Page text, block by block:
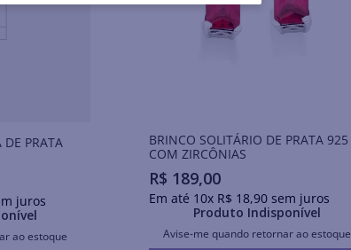
DE PRATA
juros
ao estoque
BRINCO SOLITÁRIO DE PRATA 925
COM ZIRCÔNIAS
R$ 189,00
Em até 10x R$ 18,90sem juros
Produto Indisponível
Avise-me quando retornar ao estoque